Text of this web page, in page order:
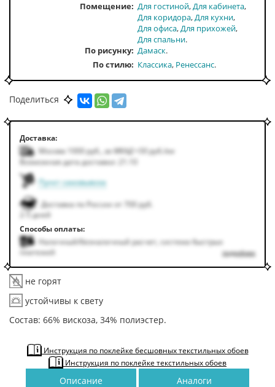
Помещение Для гостиной Для кабинета
Для коридора Для кухни
Для офиса Для прихожей
Для спальни
По рисунку Дамаск
По стилю
Классика Ренессанс
По типу Бархатные
По тону
По цвету
Поделиться
Доставка:
Москва 1000руб. за МКАД +50руб. /км
Возможная дата доставки: 21.10
Пункт самовывоза
Доставка по России от 700 руб.
2-5 дней
Способы оплаты:
Наличный/безналичный расчет, система быстрых
платежей
подробнее
не горят
устойчивы к свету
Состав: 66% вискоза, 34% полиэстер.
Инструкция по поклейке бесшовных текстильных обоев
Инструкция по поклейке текстильных обоев
Описание Аналоги